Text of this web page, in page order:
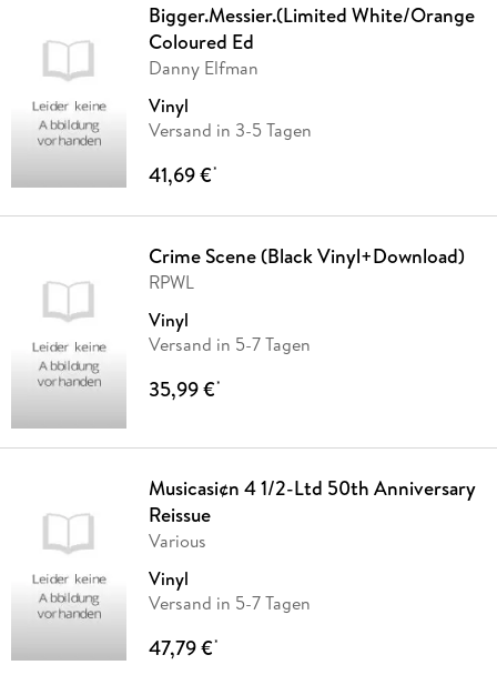
Bigger.Messier.(Limited White/Orange
Coloured Ed
Danny Elfman
Vinyl
Versand in 3-5 Tagen
41,69 €*
Crime Scene (Black Vinyl+Download)
RPWL
Vinyl
Versand in 5-7 Tagen
35,99 €*
Musicasi¢n 4 1/2-Ltd 50th Anniversary
Reissue
Various
Vinyl
Versand in 5-7 Tagen
47,79 €*